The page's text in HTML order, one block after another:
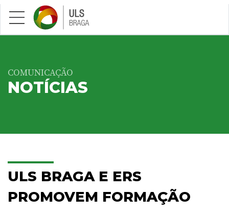
Saltar para conteúdo principal
COMUNICAÇÃO
NOTÍCIAS
ULS BRAGA E ERS
PROMOVEM FORMAÇÃO